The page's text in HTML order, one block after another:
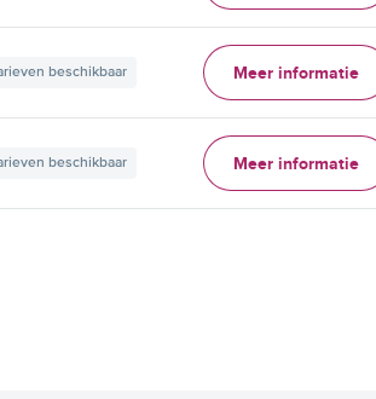
beschikbaar Meer informatie
beschikbaar Meer informatie